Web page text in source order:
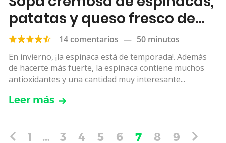
patatas y queso fresco de
cabra
14 comentarios — 50 minutos
En invierno, ¡la espinaca está de temporada!. Además
de hacerte más fuerte, la espinaca contiene muchos
antioxidantes y una cantidad muy interesante...
Leer más
1 … 3 4 5 6 7 8 9